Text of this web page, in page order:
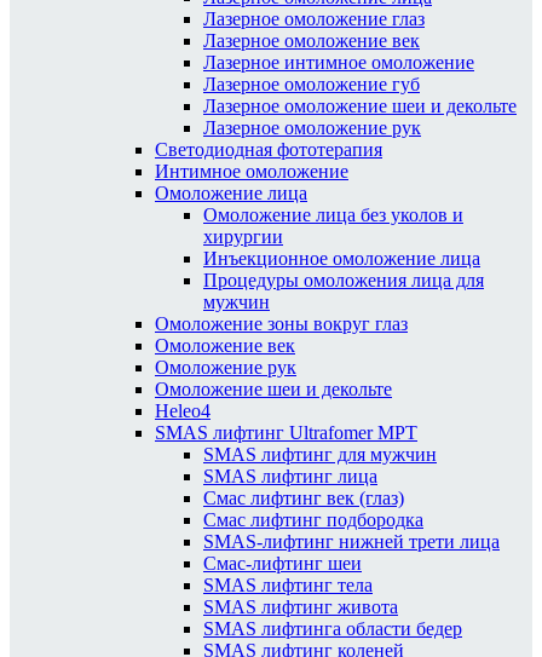
Лазерное омоложение глаз
Лазерное омоложение век
Лазерное интимное омоложение
Лазерное омоложение губ
Лазерное омоложение шеи и декольте
Лазерное омоложение рук
Светодиодная фототерапия
Интимное омоложение
Омоложение лица
Омоложение лица без уколов и
хирургии
Инъекционное омоложение лица
Процедуры омоложения лица для
мужчин
Омоложение зоны вокруг глаз
Омоложение век
Омоложение рук
Омоложение шеи и декольте
Heleo4
SMAS лифтинг Ultrafomer MPT
SMAS лифтинг для мужчин
SMAS лифтинг лица
Смас лифтинг век (глаз)
Смас лифтинг подбородка
SMAS-лифтинг нижней трети лица
Смас-лифтинг шеи
SMAS лифтинг тела
SMAS лифтинг живота
SMAS лифтинга области бедер
SMAS лифтинг коленей